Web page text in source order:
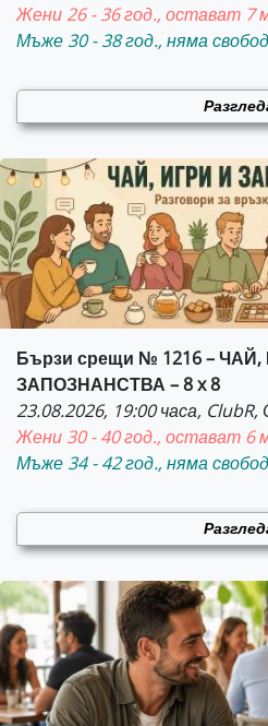
Жени 26 - 36 год., остават 7
Мъже 30 - 38 год., няма
Бързи срещи № 1216 – ЧАЙ,
ЗАПОЗНАНСТВА – 8 x 8
23.08.2026, 19:00 часа,
Жени 30 - 40 год., остават 6
Мъже 34 - 42 год., няма